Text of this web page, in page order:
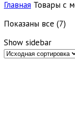
Главная Товары с
Показаны все (7)
Show sidebar